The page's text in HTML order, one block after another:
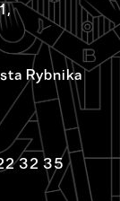
Rybnika
32 35